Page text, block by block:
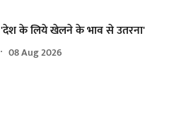
'देश के लिये खेलने के भाव से उतरना'
08 Aug 2026